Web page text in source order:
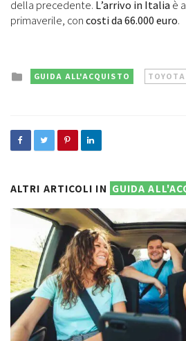
della precedente. L’arrivo in Italiaè
primaverile, concosti da 66.000 euro.
Posted
in
GUIDA ALL'ACQUISTO TOYOTA
ALTRI ARTICOLI IN GUIDA